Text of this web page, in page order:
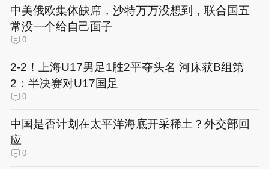
中美俄欧集体缺席，沙特万万没想到，联合国五
常没一个给自己面子
0
2-2！上海U17男足1胜2平夺头名 河床获B组第
2：半决赛对U17国足
0
中国是否计划在太平洋海底开采稀土？外交部回
应
0